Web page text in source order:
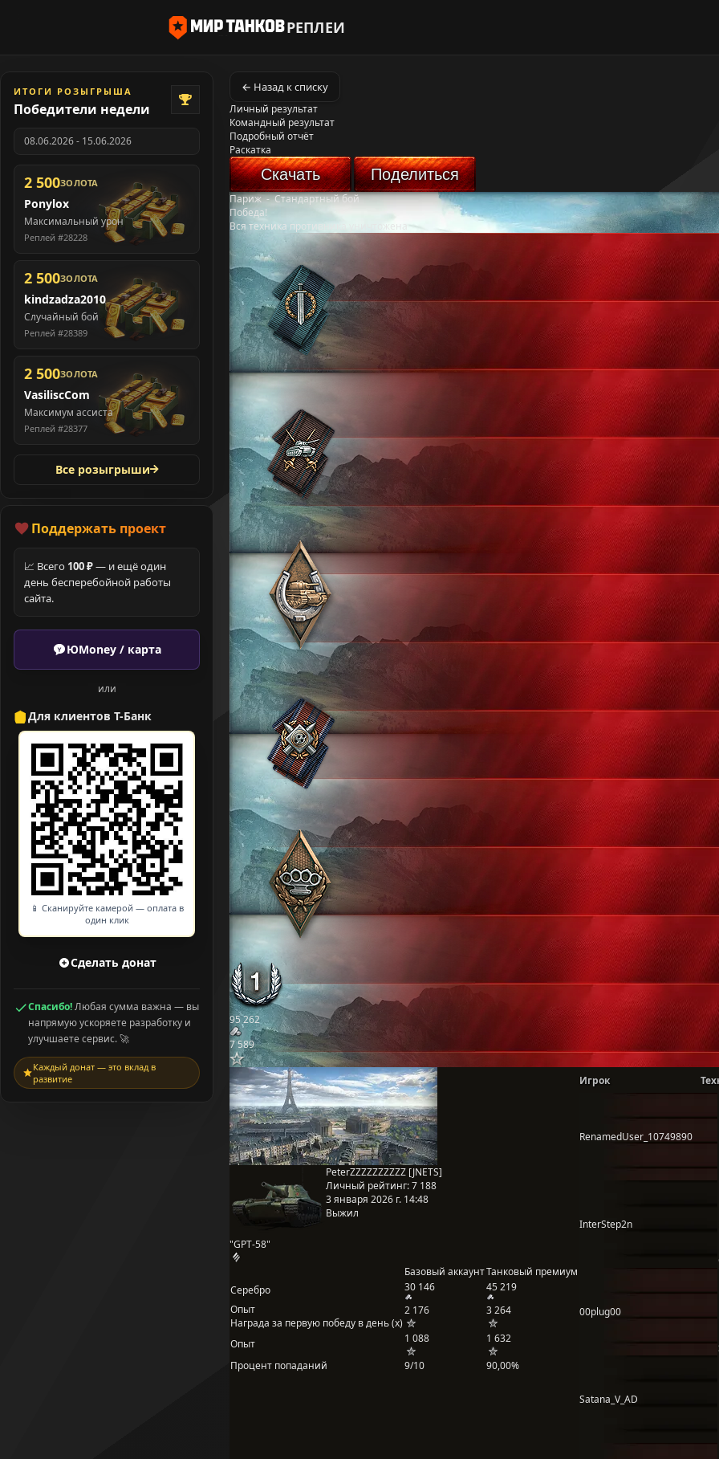
РЕПЛЕИ
ИТОГИ РОЗЫГРЫША
Победители недели
08.06.2026 - 15.06.2026
2 500ЗОЛОТА
Ponylox
Максимальный урон
Реплей #28228
2 500ЗОЛОТА
kindzadza2010
Случайный бой
Реплей #28389
2 500ЗОЛОТА
VasiliscCom
Максимум ассиста
Реплей #28377
Все розыгрыши
Поддержать проект
📈 Всего 100 ₽— и ещё один
день бесперебойной работы
сайта.
ЮMoney / карта
или
Для клиентов Т-Банк
📱 Сканируйте камерой — оплата в
один клик
Сделать донат
Спасибо!Любая сумма важна — вы
напрямую ускоряете разработку и
улучшаете сервис. 🚀
Каждый донат — это вклад в
развитие
← Назад к списку
Личный результат
Командный результат
Подробный отчёт
Раскатка
Скачать Поделиться
Париж-Стандартный бой
Победа!
Вся техника противника уничтожена
95 262
7 589
"GPT-58"
PeterZZZZZZZZZZ [JNETS]
Личный рейтинг:7 188
3 января 2026 г. 14:48
Выжил
Базовый аккаунтТанковый премиум
Серебро
30 146
45 219
Опыт
Награда за первую победу в день (x)
2 176 3 264
Опыт 1 088
1 632
Процент попаданий
9/10 90,00%
Игрок
RenamedUser_10749890
InterStep2n
00plug00
Satana_V_AD